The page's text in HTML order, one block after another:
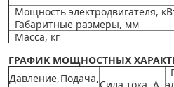
Мощность электродвигателя,
Габаритные размеры, мм
Масса, кг
ГРАФИК МОЩНОСТНЫХ
Давление,Подача,